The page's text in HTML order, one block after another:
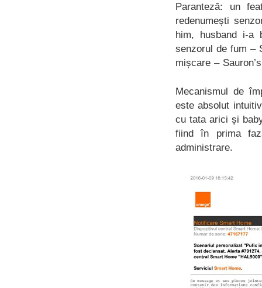
Paranteză: un
redenumești
him, husband i-a
senzorul de fum –
mișcare –
Mecanismul de
este absolut
cu tata arici și
fiind în prima
administrare.